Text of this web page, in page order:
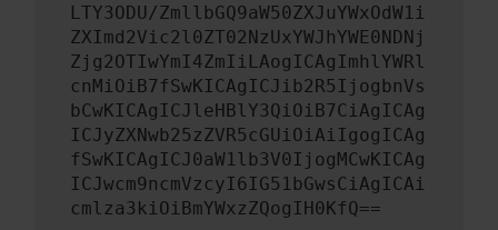
LTY3ODU/ZmllbGQ9aW50ZXJuYWxOdW1i
ZXImd2Vic2l0ZT02NzUxYWJhYWE0NDNj
Zjg2OTIwYmI4ZmIiLAogICAgImhlYWRl
cnMiOiB7fSwKICAgICJib2R5IjogbnVs
bCwKICAgICJleHBlY3QiOiB7CiAgICAg
ICJyZXNwb25zZVR5cGUiOiAiIgogICAg
fSwKICAgICJ0aW1lb3V0IjogMCwKICAg
ICJwcm9ncmVzcyI6IG51bGwsCiAgICAi
cmlza3kiOiBmYWxzZQogIH0KfQ==